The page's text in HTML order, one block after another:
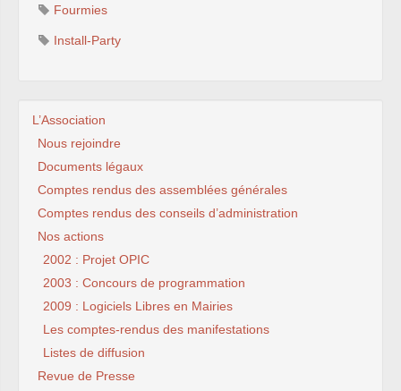
Fourmies
Install-Party
L’Association
Nous rejoindre
Documents légaux
Comptes rendus des assemblées générales
Comptes rendus des conseils d’administration
Nos actions
2002 : Projet OPIC
2003 : Concours de programmation
2009 : Logiciels Libres en Mairies
Les comptes-rendus des manifestations
Listes de diffusion
Revue de Presse